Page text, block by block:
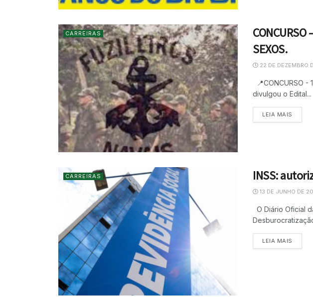
CARREIRAS
CONCURSO
SEXOS.
22 DE DEZEMBRO
📍CONCURSO -
divulgou o Edital...
LEIA MAIS
CARREIRAS INSS:
13 DE JUNHO DE
O Diário Oficial
LEIA MAIS